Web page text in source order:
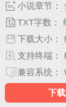
小说章节：
TXT字数：
下载大小：
支持终端：
兼容系统：
下